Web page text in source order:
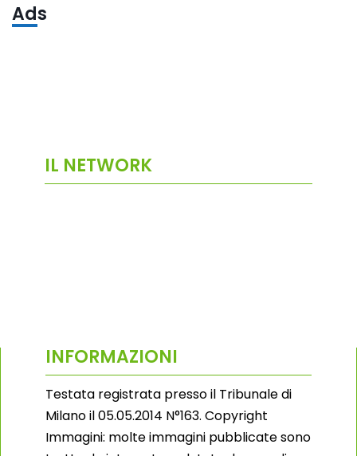
Ads
IL NETWORK
INFORMAZIONI
Testata registrata presso il Tribunale di
Milano il 05.05.2014 N°163. Copyright
Immagini: molte immagini pubblicate sono